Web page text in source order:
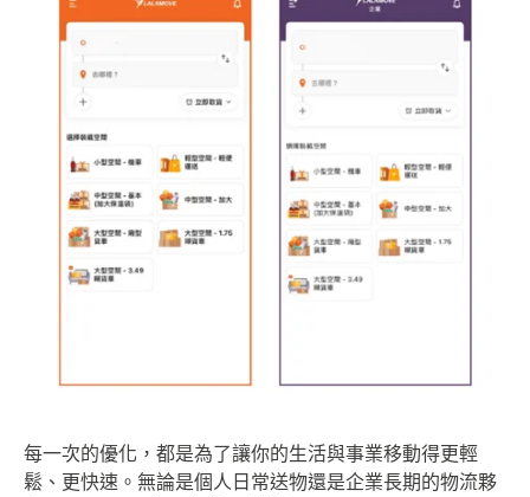
每一次的優化，都是為了讓你的生活與事業移動得更輕
鬆、更快速。無論是個人日常送物還是企業長期的物流夥